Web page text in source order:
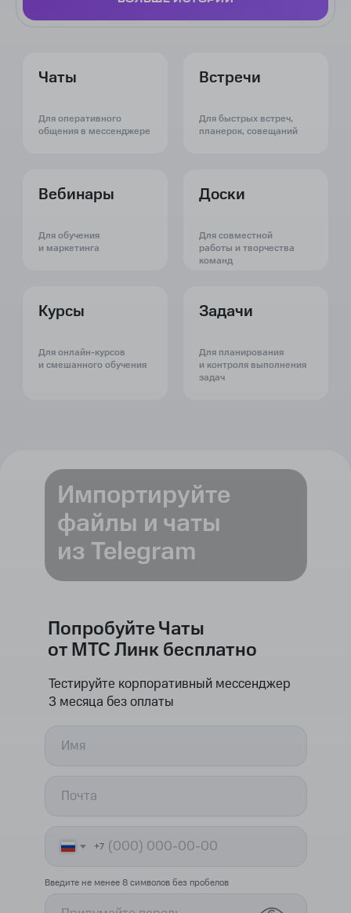
Выделенная техподдержка
Голосовые сообщения
Выделенная
400
платформе
УЧАСТНИКОВ ВСТРЕЧ
И СОВЕЩАНИЙ ЕЖЕМЕСЯЧНО
нагрузку команды и увеличила
16 000
Встречи
Для быстрых встреч,
планерок, совещаний
Вебинары
Для обучения
и маркетинга
Курсы
Для онлайн-курсов
и смешанного обучения
Чаты
Для оперативного
общения в мессенджере
Доски
Для совместной
работы и творчества
команд
Задачи
Для планирования
и контроля выполнения
задач
Импортируйте
файлы и чаты
из Telegram
+7
Введите не менее 8 символов без пробелов
Тестируйте корпоративный мессенджер
3 месяца без оплаты
Попробуйте Чаты
от МТС Линк бесплатно